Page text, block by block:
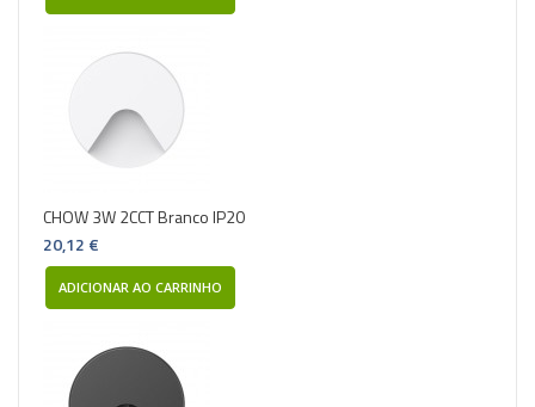
CHOW 3W 2CCT Branco IP20
20,12 €
ADICIONAR AO CARRINHO